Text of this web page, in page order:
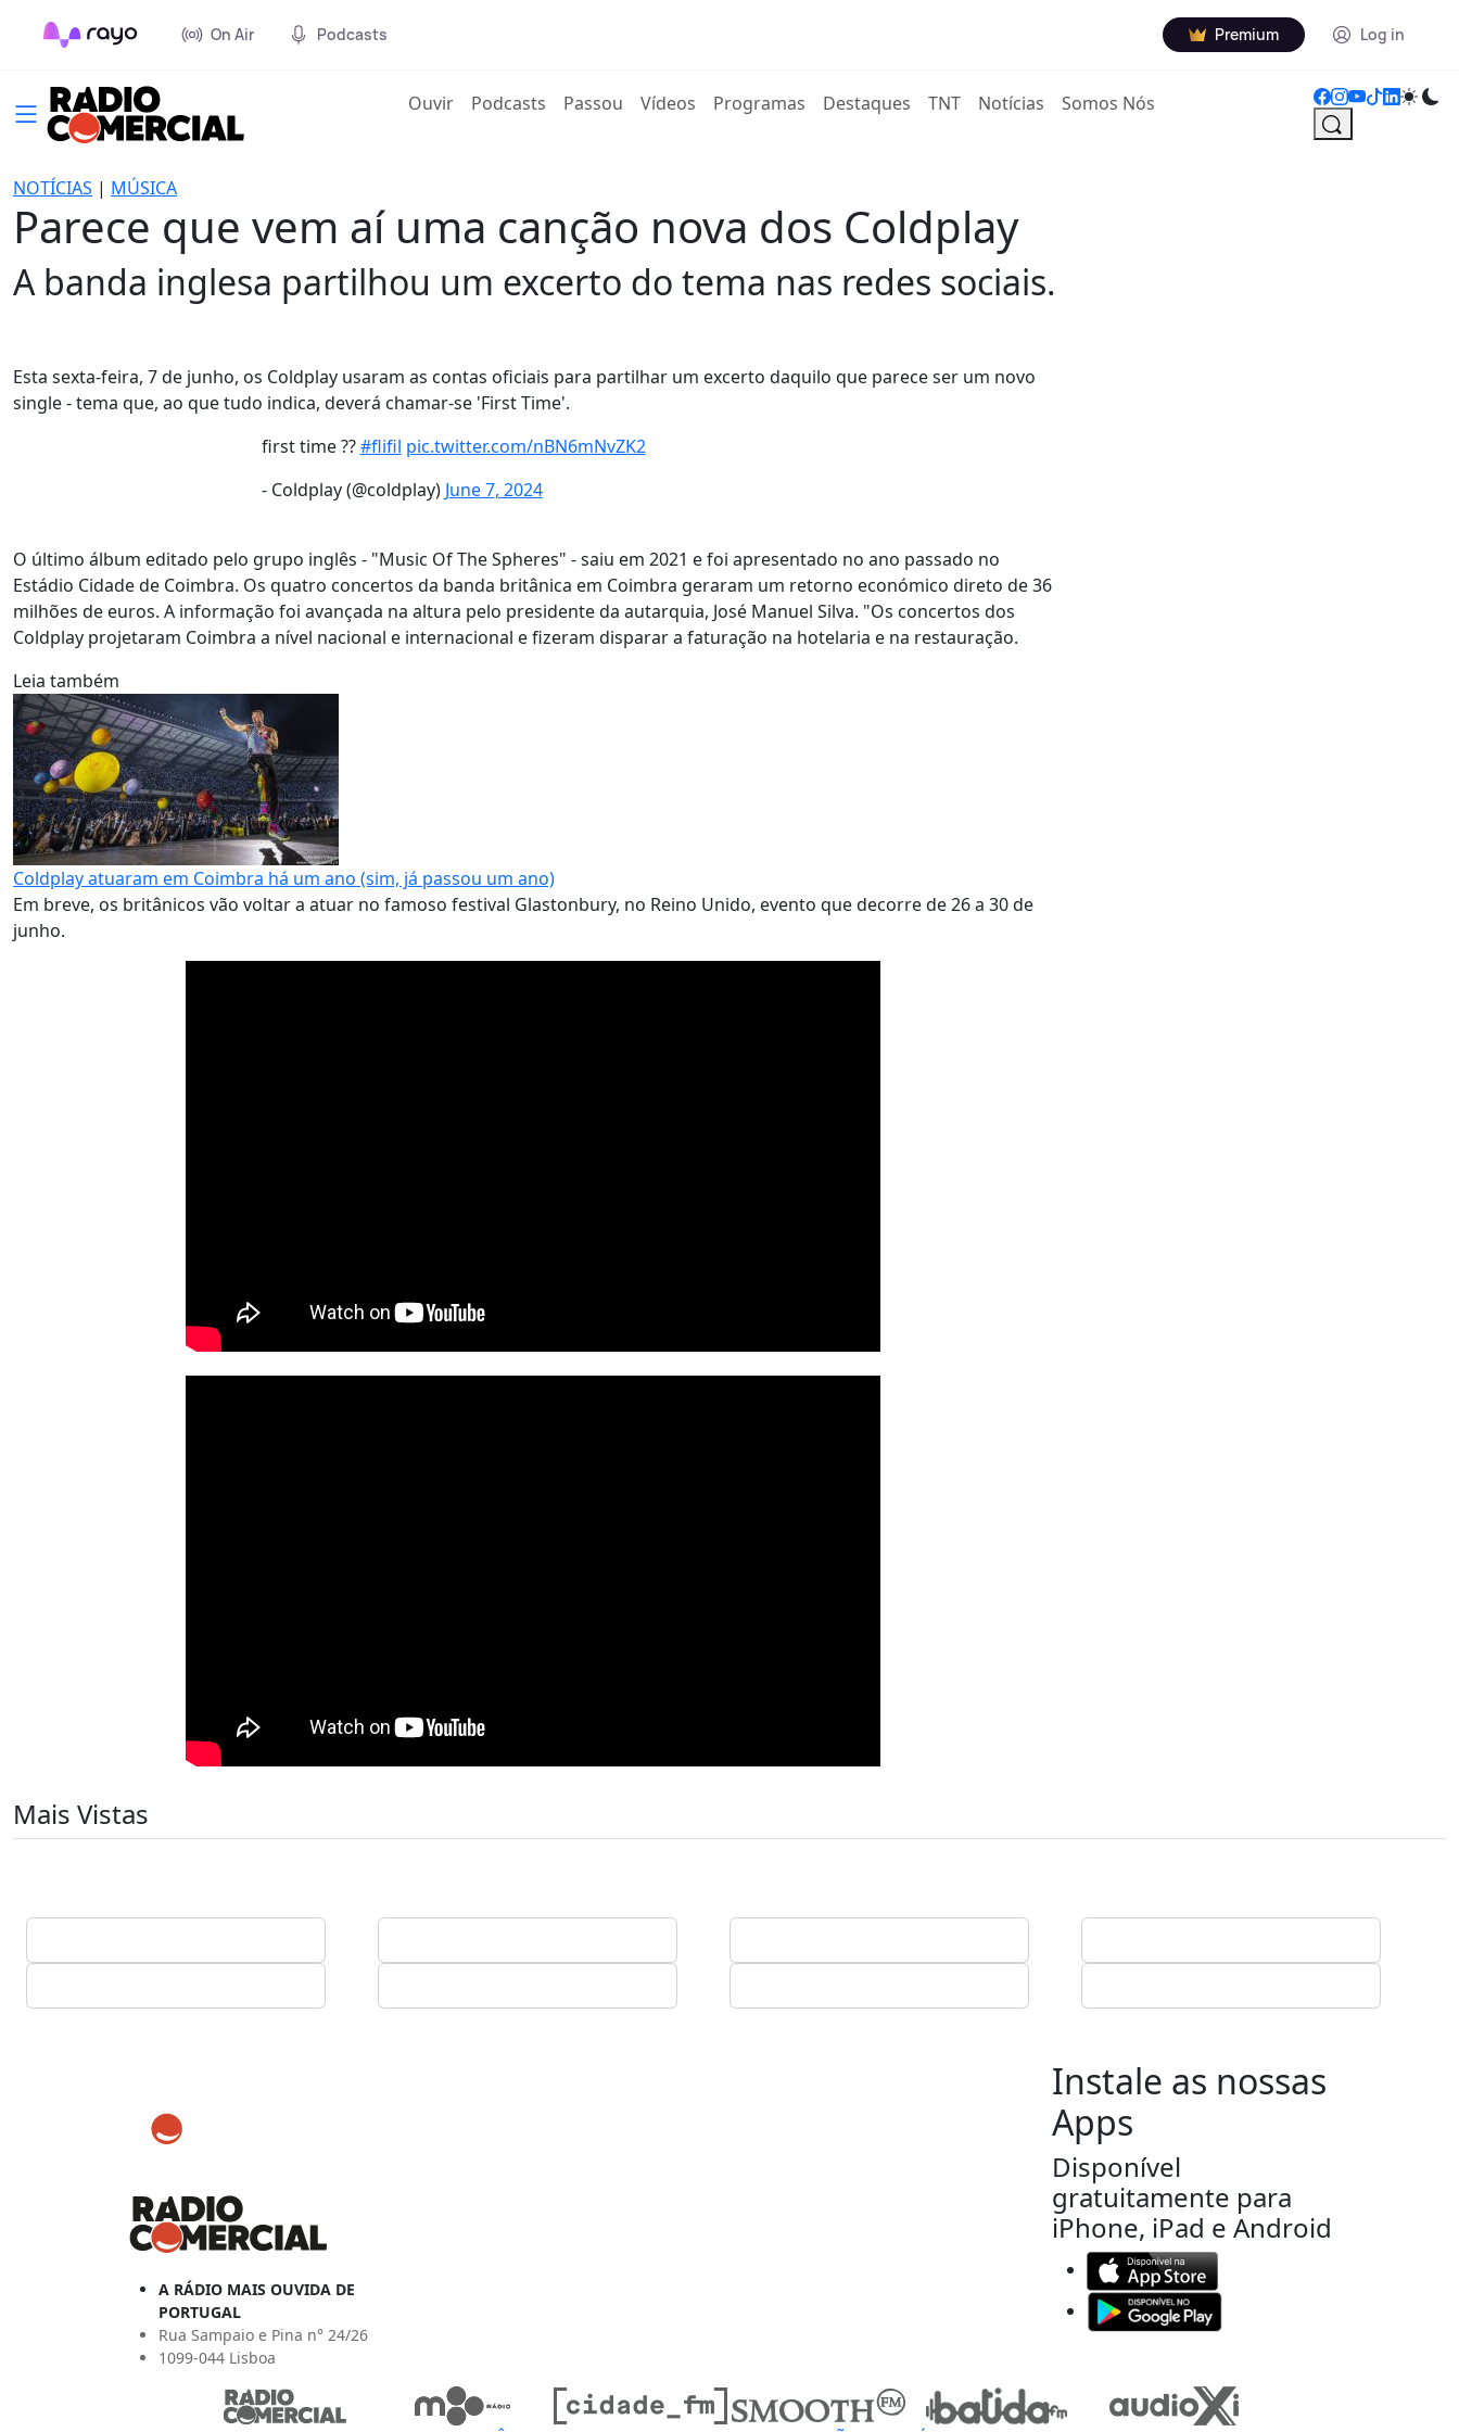
On Air Podcasts Premium Log in
Ouvir(current)
Podcasts Passou Vídeos Programas Destaques TNT Notícias Somos Nós
NOTÍCIAS | MÚSICA
Parece que vem aí uma canção nova dos Coldplay
A banda inglesa partilhou um excerto do tema nas redes sociais.
Esta sexta-feira, 7 de junho, os Coldplay usaram as contas oficiais para partilhar um excerto daquilo que parece ser um novo
single - tema que, ao que tudo indica, deverá chamar-se 'First Time'.
first time ??#flifil pic.twitter.com/nBN6mNvZK2
- Coldplay (@coldplay) June 7, 2024
O último álbum editado pelo grupo inglês - "Music Of The Spheres" - saiu em 2021 e foi apresentado no ano passado no
Estádio Cidade de Coimbra. Os quatro concertos da banda britânica em Coimbra geraram um retorno económico direto de 36
milhões de euros. A informação foi avançada na altura pelo presidente da autarquia, José Manuel Silva. "Os concertos dos
Coldplay projetaram Coimbra a nível nacional e internacional e fizeram disparar a faturação na hotelaria e na restauração.
Leia também
Coldplay atuaram em Coimbra há um ano (sim, já passou um ano)
Em breve, os britânicos vão voltar a atuar no famoso festival Glastonbury, no Reino Unido, evento que decorre de 26 a 30 de
junho.
Mais Vistas
A RÁDIO MAIS OUVIDA DE
PORTUGAL
Rua Sampaio e Pina n° 24/26
1099-044 Lisboa
Instale as nossas
Apps
Disponível
gratuitamente para
iPhone, iPad e Android